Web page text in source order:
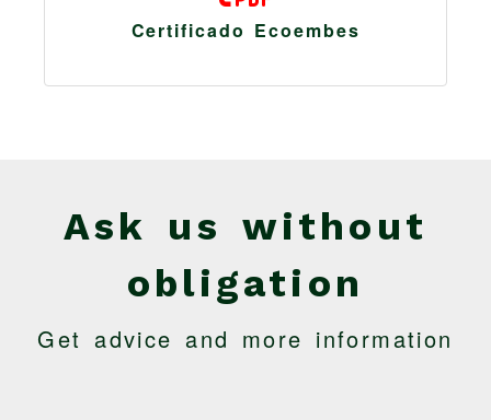
Certificado Ecoembes
Ask us without
obligation
Get advice and more information